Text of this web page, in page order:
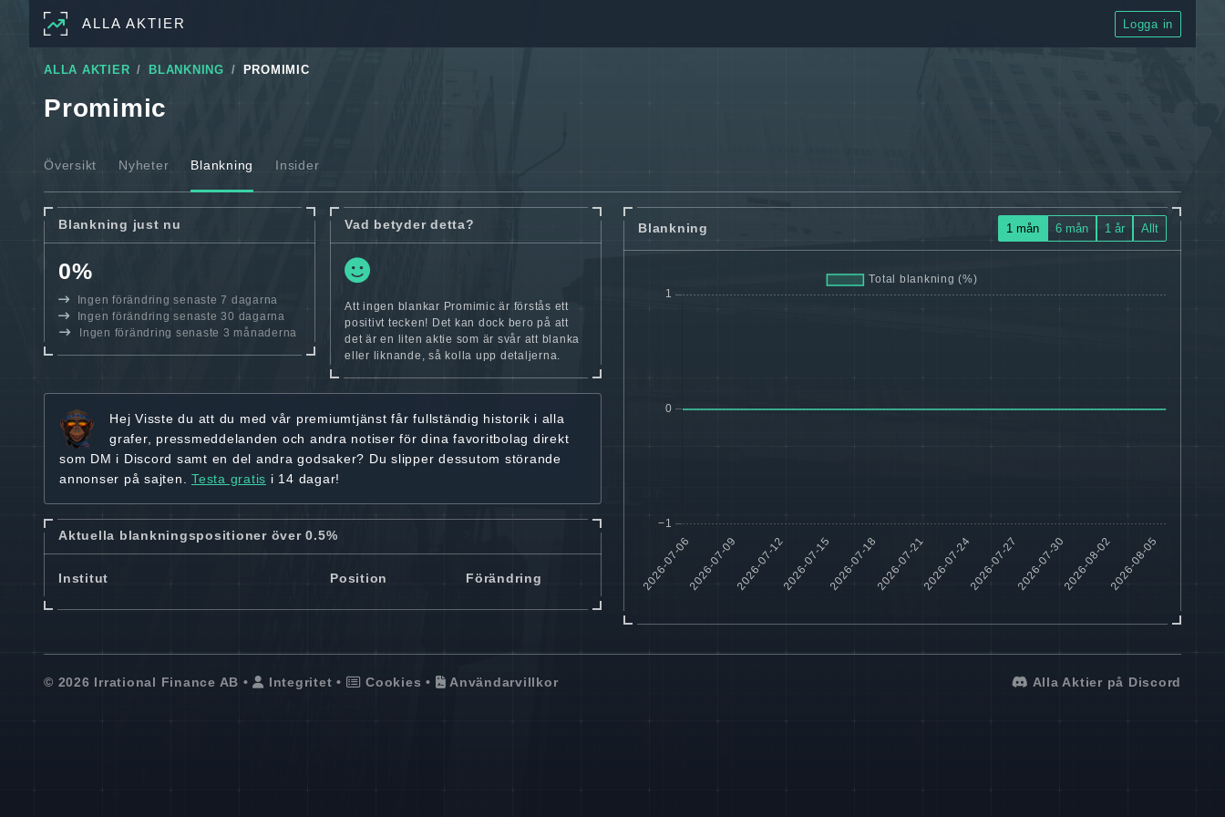
ALLA AKTIER Logga in
ALLA AKTIER BLANKNING PROMIMIC
Promimic
Översikt Nyheter Blankning Insider
Blankning just nu
0%
Ingen förändring senaste 7 dagarna
Ingen förändring senaste 30 dagarna
Ingen förändring senaste 3 månaderna
Vad betyder detta?
Att ingen blankar Promimic är förstås ett
positivt tecken! Det kan dock bero på att
det är en liten aktie som är svår att blanka
eller liknande, så kolla upp detaljerna.
Hej Visste du att du med vår premiumtjänst fårfullständig historik i alla
grafer, pressmeddelanden och andra notiser för dina favoritbolag direkt
som DM i Discord samt en del andra godsaker? Du slipper dessutom störande
annonser på sajten. Testa gratis i 14 dagar!
Aktuella blankningspositioner över 0.5%
Institut Position Förändring
Blankning 1 mån 6 mån 1 år Allt
© 2026 Irrational Finance AB • Integritet • Cookies • Användarvillkor Alla Aktier på Discord